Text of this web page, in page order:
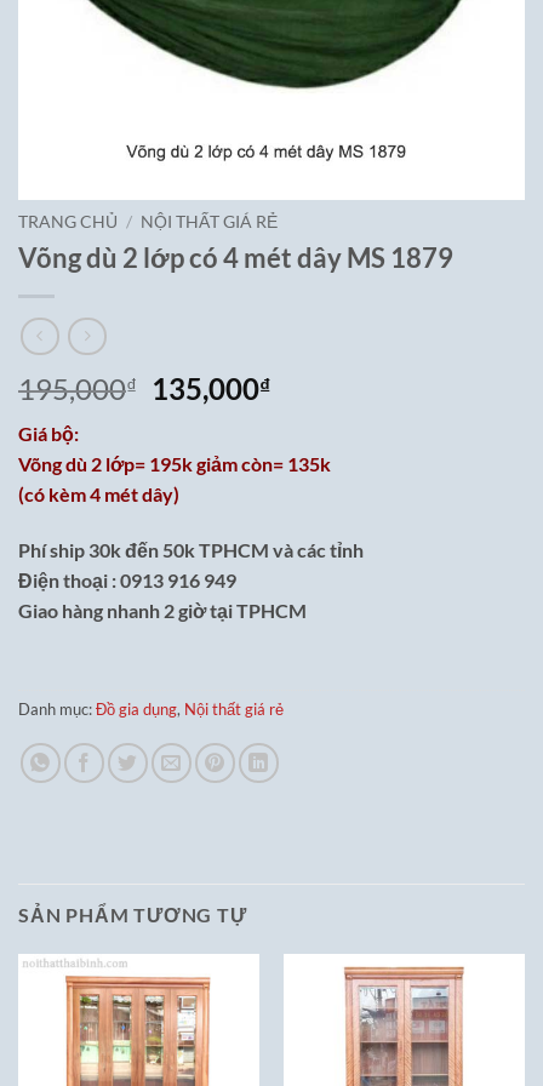
TRANG CHỦ / NỘI THẤT GIÁ RẺ
Võng dù 2 lớp có 4 mét dây MS 1879
195,000₫
Giá
195,000₫.
135,000₫Giá
là:
Giá bộ:
Võng dù 2 lớp= 195k giảm còn= 135k
(có kèm 4 mét dây)
Phí ship 30k đến 50k TPHCM và các tỉnh
Điện thoại : 0913 916 949
Giao hàng nhanh 2 giờ tại TPHCM
Danh mục:Đồ gia dụng, Nội thất giá rẻ
SẢN PHẨM TƯƠNG TỰ